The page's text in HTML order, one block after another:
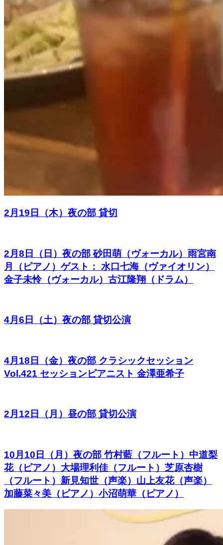
2月19日（木）夜の部 貸切
2月8日（日）夜の部 砂田萌（ヴォーカル）雨宮南
月（ピアノ）ゲスト： 水口七海（ヴァイオリン）
金子未怜（ヴォーカル）古江隆翔（ドラム）
4月6日（土）夜の部 貸切公演
4月18日（金）夜の部 クラシックセッション
Vol.421 セッションピアニスト 金澤亜希子
2月12日（月）昼の部 貸切公演
10月10日（月）夜の部 竹村藍（フルート）中道梨
花（ピアノ）大場理利佳（フルート）芝原杏樹
（フルート）新見知世（声楽）山上友花（声楽）
加藤菜々美（ピアノ）小沼萌華（ピアノ）